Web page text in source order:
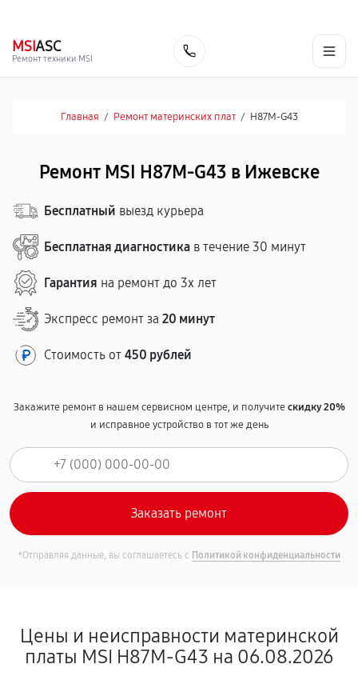
MSIASC
Ремонт техники MSI
Главная / Ремонт материнских плат / H87M-G43
Ремонт MSI H87M-G43 в Ижевске
Бесплатный выезд курьера
Бесплатная диагностика в течение 30 минут
Гарантия на ремонт до 3х лет
Экспресс ремонт за 20 минут
Стоимость от 450 рублей
Закажите ремонт в нашем сервисном центре, и получитескидку 20%
и исправное устройство в тот же день
*Отправляя данные, вы соглашаетесь с Политикой конфиденциальности
Цены и неисправности материнской
платы MSI H87M-G43 на 06.08.2026